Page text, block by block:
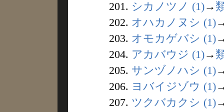
201. シカノツノ (1)→
202. オハカノヌシ (1)
203. オモカゲバシ (1)
204. アカバウジ (1)→
205. サンヅノハシ (1)
206. ヨバイジゾウ (1)
207. ツクバカクシ (1)